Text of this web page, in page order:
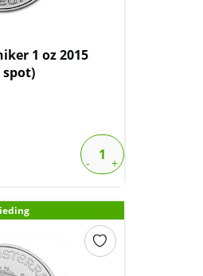
1 oz 2015
spot)